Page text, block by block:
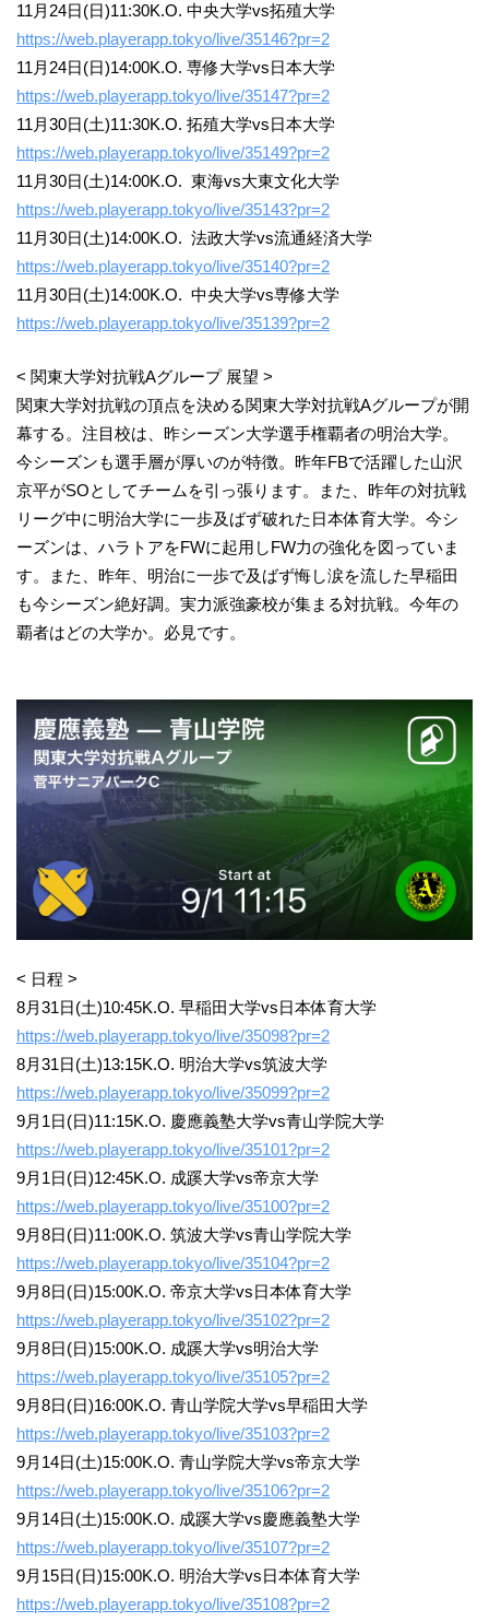
11月24日(日)11:30K.O. 中央大学vs拓殖大学
https://web.playerapp.tokyo/live/35146?pr=2
11月24日(日)14:00K.O. 専修大学vs日本大学
https://web.playerapp.tokyo/live/35147?pr=2
11月30日(土)11:30K.O. 拓殖大学vs日本大学
https://web.playerapp.tokyo/live/35149?pr=2
11月30日(土)14:00K.O. 東海vs大東文化大学
https://web.playerapp.tokyo/live/35143?pr=2
11月30日(土)14:00K.O. 法政大学vs流通経済大学
https://web.playerapp.tokyo/live/35140?pr=2
11月30日(土)14:00K.O. 中央大学vs専修大学
https://web.playerapp.tokyo/live/35139?pr=2
< 関東大学対抗戦Aグループ 展望 >
関東大学対抗戦の頂点を決める関東大学対抗戦Aグループが開
幕する。注目校は、昨シーズン大学選手権覇者の明治大学。
今シーズンも選手層が厚いのが特徴。昨年FBで活躍した山沢
京平がSOとしてチームを引っ張ります。また、昨年の対抗戦
リーグ中に明治大学に一歩及ばず破れた日本体育大学。今シ
ーズンは、ハラトアをFWに起用しFW力の強化を図っていま
す。また、昨年、明治に一歩で及ばず悔し涙を流した早稲田
も今シーズン絶好調。実力派強豪校が集まる対抗戦。今年の
覇者はどの大学か。必見です。
< 日程 >
8月31日(土)10:45K.O. 早稲田大学vs日本体育大学
https://web.playerapp.tokyo/live/35098?pr=2
8月31日(土)13:15K.O. 明治大学vs筑波大学
https://web.playerapp.tokyo/live/35099?pr=2
9月1日(日)11:15K.O. 慶應義塾大学vs青山学院大学
https://web.playerapp.tokyo/live/35101?pr=2
9月1日(日)12:45K.O. 成蹊大学vs帝京大学
https://web.playerapp.tokyo/live/35100?pr=2
9月8日(日)11:00K.O. 筑波大学vs青山学院大学
https://web.playerapp.tokyo/live/35104?pr=2
9月8日(日)15:00K.O. 帝京大学vs日本体育大学
https://web.playerapp.tokyo/live/35102?pr=2
9月8日(日)15:00K.O. 成蹊大学vs明治大学
https://web.playerapp.tokyo/live/35105?pr=2
9月8日(日)16:00K.O. 青山学院大学vs早稲田大学
https://web.playerapp.tokyo/live/35103?pr=2
9月14日(土)15:00K.O. 青山学院大学vs帝京大学
https://web.playerapp.tokyo/live/35106?pr=2
9月14日(土)15:00K.O. 成蹊大学vs慶應義塾大学
https://web.playerapp.tokyo/live/35107?pr=2
9月15日(日)15:00K.O. 明治大学vs日本体育大学
https://web.playerapp.tokyo/live/35108?pr=2